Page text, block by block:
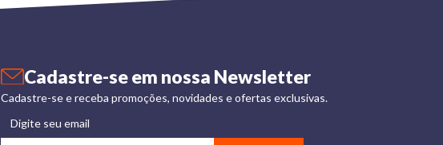
Cadastre-se em nossa Newsletter
Cadastre-se e receba promoções, novidades e ofertas exclusivas.
Digite seu email